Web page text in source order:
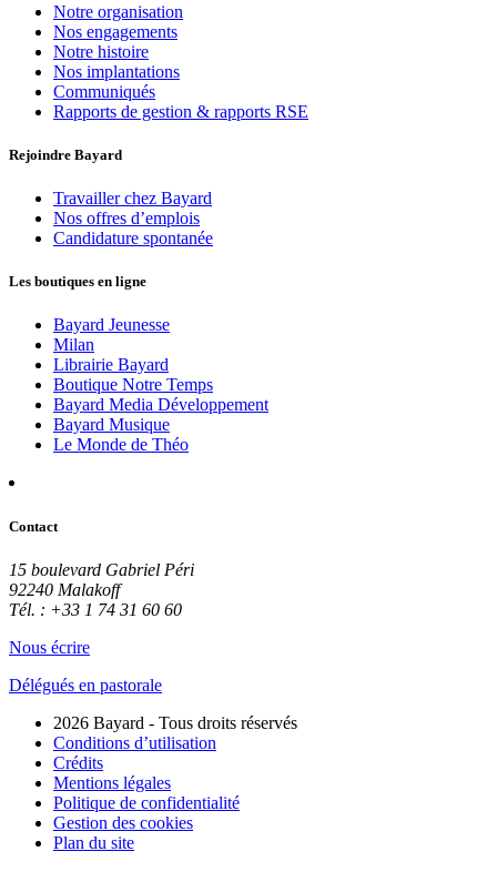
Notre organisation
Nos engagements
Notre histoire
Nos implantations
Communiqués
Rapports de gestion & rapports RSE
Rejoindre Bayard
Travailler chez Bayard
Nos offres d’emplois
Candidature spontanée
Les boutiques en ligne
Bayard Jeunesse
Milan
Librairie Bayard
Boutique Notre Temps
Bayard Media Développement
Bayard Musique
Le Monde de Théo
Contact
15 boulevard Gabriel Péri
92240 Malakoff
Tél. : +33 1 74 31 60 60
Nous écrire
Délégués en pastorale
2026 Bayard - Tous droits réservés
Conditions d’utilisation
Crédits
Mentions légales
Politique de confidentialité
Gestion des cookies
Plan du site